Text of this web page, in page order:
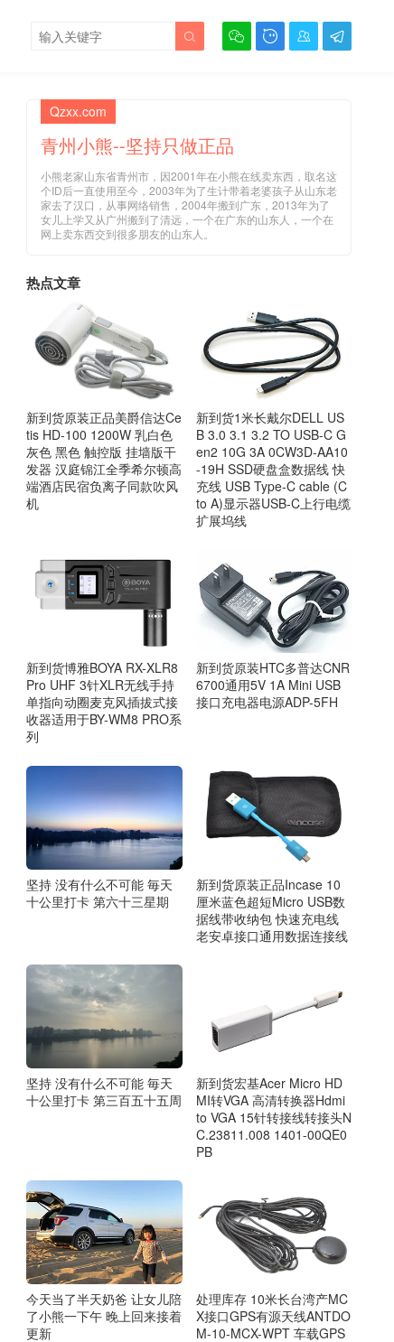
   

Qzxx.com
青州小熊--坚持只做正品
小熊老家山东省青州市，因2001年在小熊在线卖东西，取名这
个ID后一直使用至今，2003年为了生计带着老婆孩子从山东老
家去了汉口，从事网络销售，2004年搬到广东，2013年为了
女儿上学又从广州搬到了清远，一个在广东的山东人，一个在
网上卖东西交到很多朋友的山东人。
热点文章
新到货原装正品美爵信达Ce
tis HD-100 1200W 乳白色
灰色 黑色 触控版 挂墙版干
发器 汉庭锦江全季希尔顿高
端酒店民宿负离子同款吹风
机
新到货1米长戴尔DELL US
B 3.0 3.1 3.2 TO USB-C G
en2 10G 3A 0CW3D-AA10
-19H SSD硬盘盒数据线 快
充线 USB Type-C cable (C
to A)显示器USB-C上行电缆
扩展坞线
新到货博雅BOYA RX-XLR8
Pro UHF 3针XLR无线手持
单指向动圈麦克风插拔式接
收器适用于BY-WM8 PRO系
列
新到货原装HTC多普达CNR
6700通用5V 1A Mini USB
接口充电器电源ADP-5FH
坚持 没有什么不可能 毎天
十公里打卡 第六十三星期
新到货原装正品Incase 10
厘米蓝色超短Micro USB数
据线带收纳包 快速充电线
老安卓接口通用数据连接线
坚持 没有什么不可能 毎天
十公里打卡 第三百五十五周
新到货宏基Acer Micro HD
MI转VGA 高清转换器Hdmi
to VGA 15针转接线转接头N
C.23811.008 1401-00QE0
PB
今天当了半天奶爸 让女儿陪
了小熊一下午 晚上回来接着
更新
处理库存 10米长台湾产MC
X接口GPS有源天线ANTDO
M-10-MCX-WPT 车载GPS